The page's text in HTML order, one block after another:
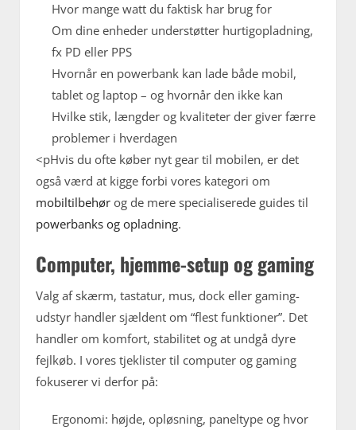
Hvor mange watt du faktisk har brug for
Om dine enheder understøtter hurtigopladning,
fx PD eller PPS
Hvornår en powerbank kan lade både mobil,
tablet og laptop – og hvornår den ikke kan
Hvilke stik, længder og kvaliteter der giver færre
problemer i hverdagen
<pHvis du ofte køber nyt gear til mobilen, er det
også værd at kigge forbi vores kategori om
mobiltilbehør og de mere specialiserede guides til
powerbanks og opladning.
Computer, hjemme-setup og gaming
Valg af skærm, tastatur, mus, dock eller gaming-
udstyr handler sjældent om “flest funktioner”. Det
handler om komfort, stabilitet og at undgå dyre
fejlkøb. I vores tjeklister til computer og gaming
fokuserer vi derfor på:
Ergonomi: højde, opløsning, paneltype og hvor